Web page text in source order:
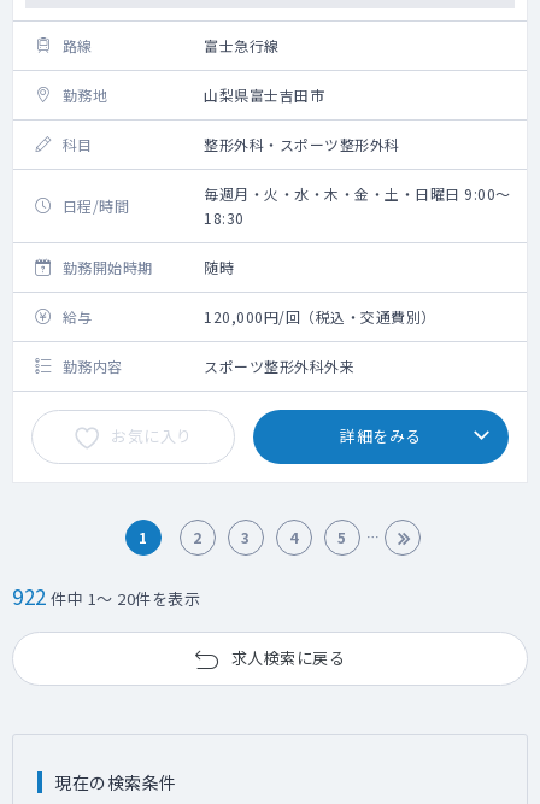
路線 富士急行線
勤務地 山梨県富士吉田市
科目 整形外科・スポーツ整形外科
日程/時間
毎週月・火・水・木・金・土・日曜日 9:00～
18:30
勤務開始時期 随時
給与 120,000円/回（税込・交通費別）
勤務内容 スポーツ整形外科外来
お気に入り 詳細をみる
1 2 3 4 5
922 件中 1～ 20件を表示
求人検索に戻る
現在の検索条件